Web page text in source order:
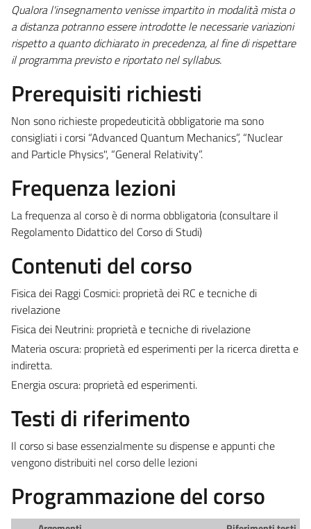
Qualora l'insegnamento venisse impartito in modalità mista o
a distanza potranno essere introdotte le necessarie variazioni
rispetto a quanto dichiarato in precedenza, al fine di rispettare
il programma previsto e riportato nel syllabus.
Prerequisiti richiesti
Non sono richieste propedeuticità obbligatorie ma sono
consigliati i corsi “Advanced Quantum Mechanics”, “Nuclear
and Particle Physics", “General Relativity”.
Frequenza lezioni
La frequenza al corso è di norma obbligatoria (consultare il
Regolamento Didattico del Corso di Studi)
Contenuti del corso
Fisica dei Raggi Cosmici: proprietà dei RC e tecniche di
rivelazione
Fisica dei Neutrini: proprietà e tecniche di rivelazione
Materia oscura: proprietà ed esperimenti per la ricerca diretta e
indiretta.
Energia oscura: proprietà ed esperimenti.
Testi di riferimento
Il corso si base essenzialmente su dispense e appunti che
vengono distribuiti nel corso delle lezioni
Programmazione del corso